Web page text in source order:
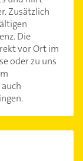
Zusätzlich
Die
vor Ort im
oder zu uns